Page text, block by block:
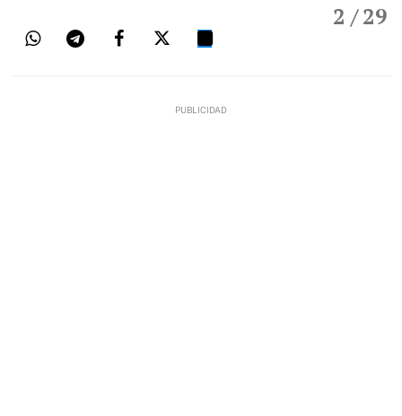
2 / 29